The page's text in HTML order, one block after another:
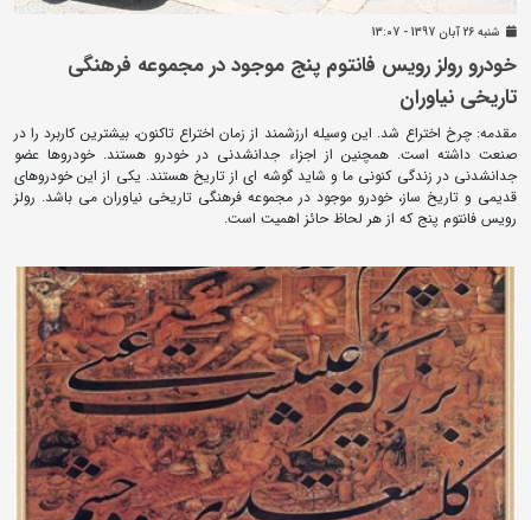
شنبه 26 آبان 1397 - 13:07
خودرو رولز رویس فانتوم پنج موجود در مجموعه فرهنگی
تاریخی نیاوران
مقدمه: چرخ اختراع شد. این وسیله ارزشمند از زمان اختراع تاکنون، بیشترین کاربرد را در
صنعت داشته است. همچنین از اجزاء جدانشدنی در خودرو هستند. خودروها عضو
جدانشدنی در زندگی کنونی ما و شاید گوشه ای از تاریخ هستند. یکی از این خودروهای
قدیمی و تاریخ ساز، خودرو موجود در مجموعه فرهنگی تاریخی نیاوران می باشد. رولز
رویس فانتوم پنج که از هر لحاظ حائز اهمیت است.